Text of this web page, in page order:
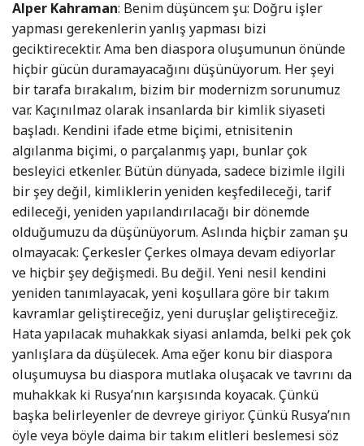
Alper Kahraman: Benim düşüncem şu: Doğru işler
yapması gerekenlerin yanlış yapması bizi
geciktirecektir. Ama ben diaspora oluşumunun önünde
hiçbir gücün duramayacağını düşünüyorum. Her şeyi
bir tarafa bırakalım, bizim bir modernizm sorunumuz
var. Kaçınılmaz olarak insanlarda bir kimlik siyaseti
başladı. Kendini ifade etme biçimi, etnisitenin
algılanma biçimi, o parçalanmış yapı, bunlar çok
besleyici etkenler. Bütün dünyada, sadece bizimle ilgili
bir şey değil, kimliklerin yeniden keşfedileceği, tarif
edileceği, yeniden yapılandırılacağı bir dönemde
olduğumuzu da düşünüyorum. Aslında hiçbir zaman şu
olmayacak: Çerkesler Çerkes olmaya devam ediyorlar
ve hiçbir şey değişmedi. Bu değil. Yeni nesil kendini
yeniden tanımlayacak, yeni koşullara göre bir takım
kavramlar geliştireceğiz, yeni duruşlar geliştireceğiz.
Hata yapılacak muhakkak siyasi anlamda, belki pek çok
yanlışlara da düşülecek. Ama eğer konu bir diaspora
oluşumuysa bu diaspora mutlaka oluşacak ve tavrını da
muhakkak ki Rusya’nın karşısında koyacak. Çünkü
başka belirleyenler de devreye giriyor. Çünkü Rusya’nın
öyle veya böyle daima bir takım elitleri beslemesi söz